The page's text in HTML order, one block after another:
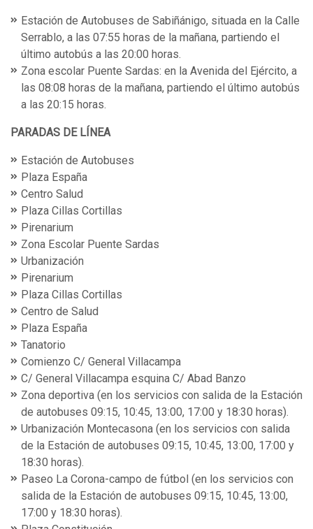
Estación de Autobuses de Sabiñánigo, situada en la Calle
Serrablo, a las 07:55 horas de la mañana, partiendo el
último autobús a las 20:00 horas.
Zona escolar Puente Sardas: en la Avenida del Ejército, a
las 08:08 horas de la mañana, partiendo el último autobús
a las 20:15 horas.
PARADAS DE LÍNEA
Estación de Autobuses
Plaza España
Centro Salud
Plaza Cillas Cortillas
Pirenarium
Zona Escolar Puente Sardas
Urbanización
Pirenarium
Plaza Cillas Cortillas
Centro de Salud
Plaza España
Tanatorio
Comienzo C/ General Villacampa
C/ General Villacampa esquina C/ Abad Banzo
Zona deportiva (en los servicios con salida de la Estación
de autobuses 09:15, 10:45, 13:00, 17:00 y 18:30 horas).
Urbanización Montecasona (en los servicios con salida
de la Estación de autobuses 09:15, 10:45, 13:00, 17:00 y
18:30 horas).
Paseo La Corona-campo de fútbol (en los servicios con
salida de la Estación de autobuses 09:15, 10:45, 13:00,
17:00 y 18:30 horas).